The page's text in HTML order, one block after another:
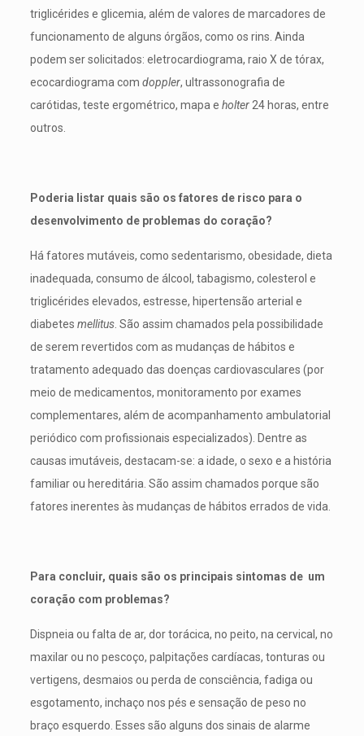
triglicérides e glicemia, além de valores de marcadores de
funcionamento de alguns órgãos, como os rins. Ainda
podem ser solicitados: eletrocardiograma, raio X de tórax,
ecocardiograma com doppler, ultrassonografia de
carótidas, teste ergométrico, mapa e holter24 horas, entre
outros.
Poderia listar quais são os fatores de risco para o
desenvolvimento de problemas do coração?
Há fatores mutáveis, como sedentarismo, obesidade, dieta
inadequada, consumo de álcool, tabagismo, colesterol e
triglicérides elevados, estresse, hipertensão arterial e
diabetes mellitus. São assim chamados pela possibilidade
de serem revertidos com as mudanças de hábitos e
tratamento adequado das doenças cardiovasculares (por
meio de medicamentos, monitoramento por exames
complementares, além de acompanhamento ambulatorial
periódico com profissionais especializados). Dentre as
causas imutáveis, destacam-se: a idade, o sexo e a história
familiar ou hereditária. São assim chamados porque são
fatores inerentes às mudanças de hábitos errados de vida.
Para concluir, quais são os principais sintomas de um
coração com problemas?
Dispneia ou falta de ar, dor torácica, no peito, na cervical, no
maxilar ou no pescoço, palpitações cardíacas, tonturas ou
vertigens, desmaios ou perda de consciência, fadiga ou
esgotamento, inchaço nos pés e sensação de peso no
braço esquerdo. Esses são alguns dos sinais de alarme